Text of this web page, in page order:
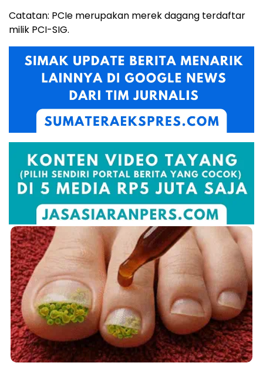
Catatan: PCIe merupakan merek dagang terdaftar
milik PCI-SIG.